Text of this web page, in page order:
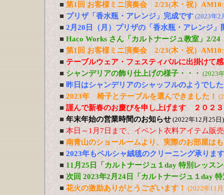
■ 第1回 お客様ミニ演奏会 2/23(木・祝）
■ プリザ「香水瓶・アレンジ」完成です (2023年2
■ 2月20日（月）プリザの「香水瓶・アレンジ」
■ Haco Works さん「カルトナージュ教室」2/24
■ 第1回 お客様ミニ演奏会 2/23(木・祝）
■ テーブルウェア・フェスティバルに出掛けて
■ シャンデリアの飾り仕上げの様子・・・ (2023
■ 昨日はシャンデリアのシャッフルのようでし
■ 2023年 椅子とテーブルを選んできました！
■ 謹んで新春のお慶びを申し上げます ２０２３
■ 年末年始の営業時間のお知らせ (2022年12月25日)
■ 本日～1月7日まで、イベント衣料アイテム販
■ 南青山のショールームより、実際のお部屋は
■ 2023年もペルシャ絨毯のクリーニング承りま
■ 11月25日「カルトナージュ１day 特別レッス
■ 次回 2023年2月24日「カルトナージュ１day
■ 花火の激励ありがとうございます！ (2022年11